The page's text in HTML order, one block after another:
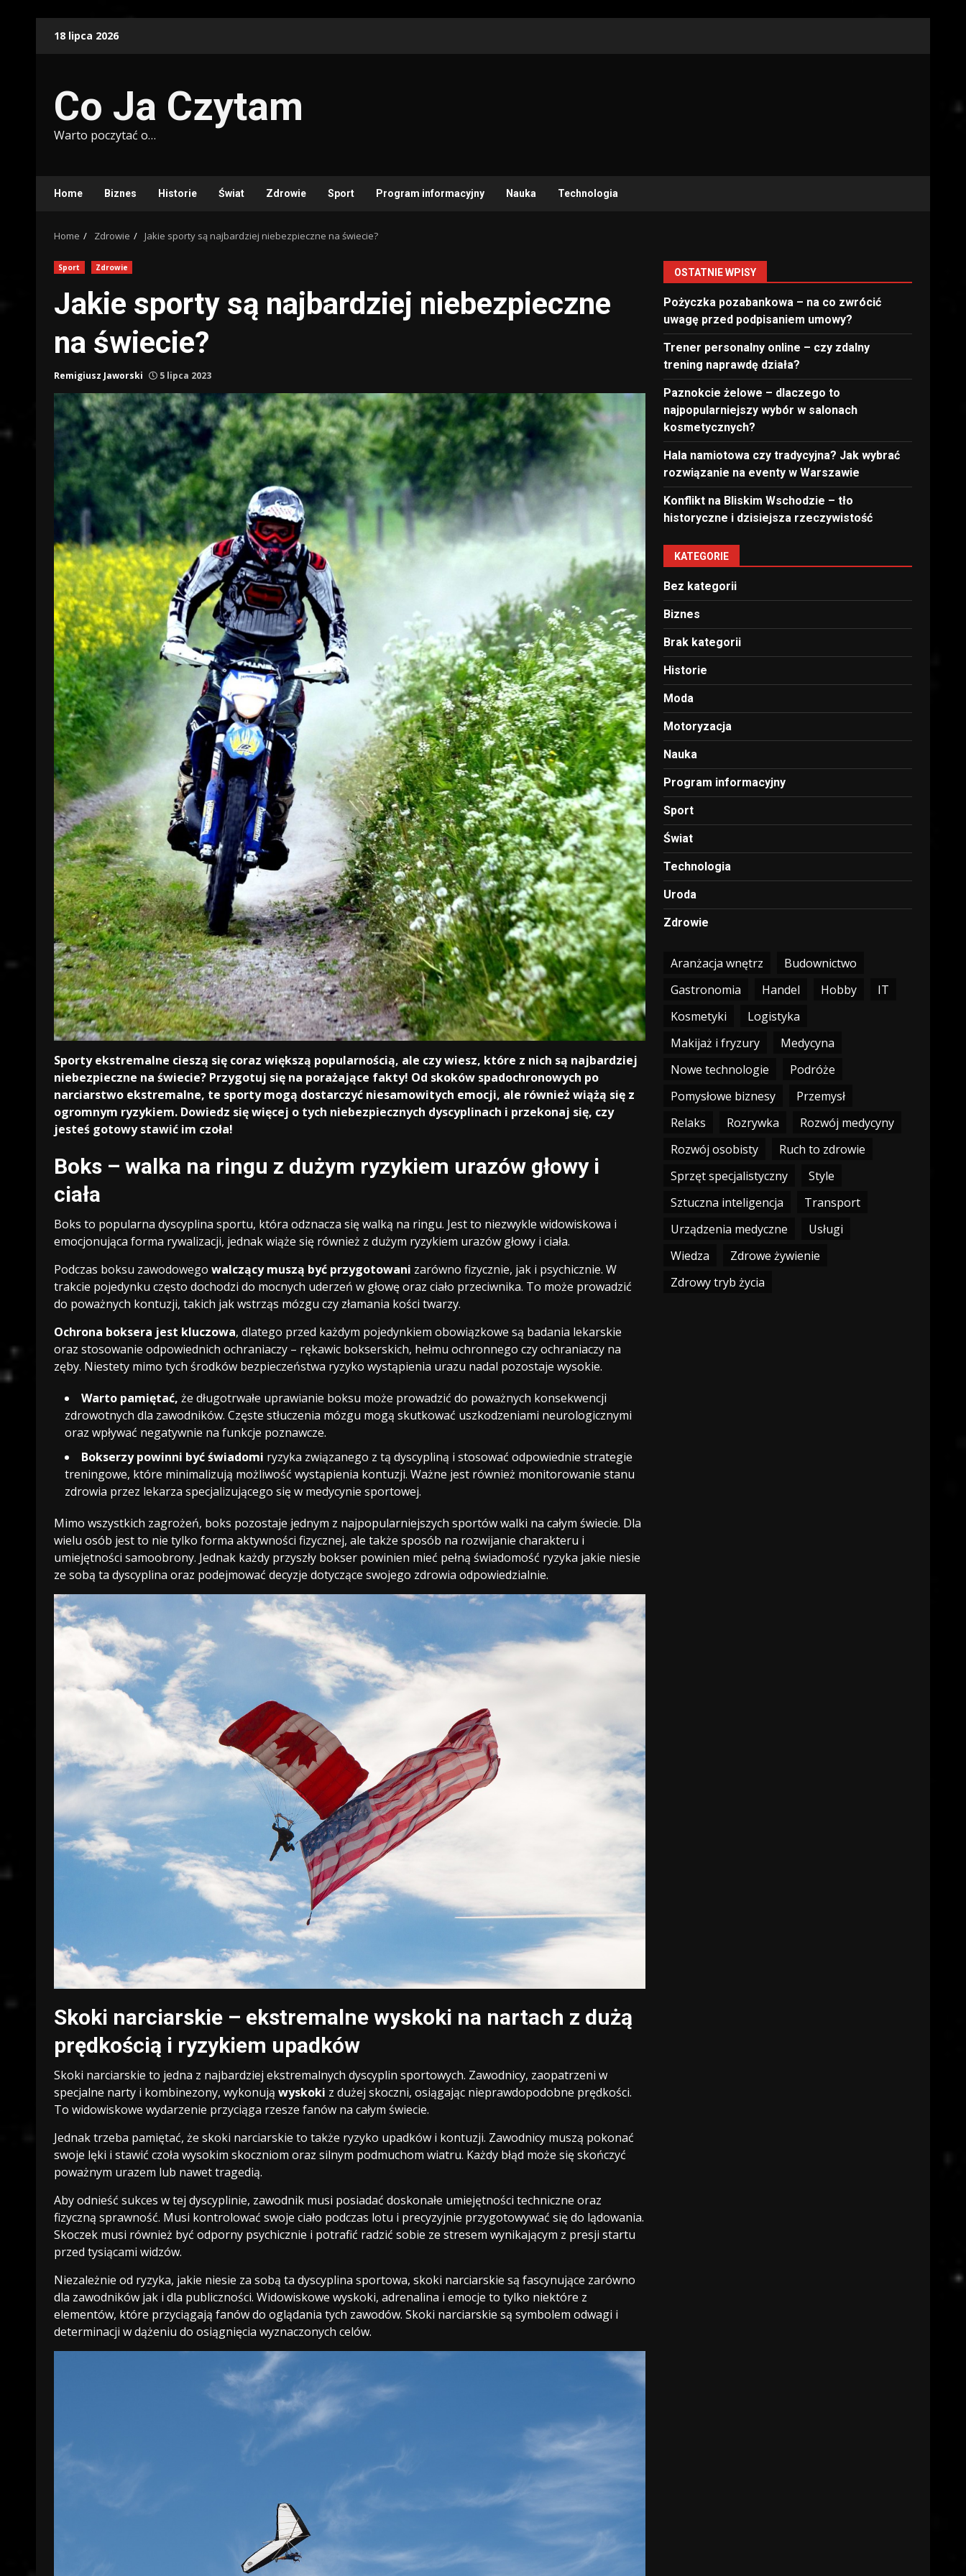
18 lipca 2026
Co Ja Czytam
Warto poczytać o…
Home Biznes Historie Świat Zdrowie Sport Program informacyjny Nauka Technologia
Home Zdrowie Jakie sporty są najbardziej niebezpieczne na świecie?
Sport Zdrowie
Jakie sporty są najbardziej niebezpieczne
na świecie?
Remigiusz Jaworski 5 lipca 2023
Sporty ekstremalne cieszą się coraz większą popularnością, ale czy wiesz, które z nich są najbardziej
niebezpieczne na świecie? Przygotuj się na porażające fakty! Od skoków spadochronowych po
narciarstwo ekstremalne, te sporty mogą dostarczyć niesamowitych emocji, ale również wiążą się z
ogromnym ryzykiem. Dowiedz się więcej o tych niebezpiecznych dyscyplinach i przekonaj się, czy
jesteś gotowy stawić im czoła!
Boks – walka na ringu z dużym ryzykiem urazów głowy i
ciała
Boks to popularna dyscyplina sportu, która odznacza się walką na ringu. Jest to niezwykle widowiskowa i
emocjonująca forma rywalizacji, jednak wiąże się również z dużym ryzykiem urazów głowy i ciała.
Podczas boksu zawodowego walczący muszą być przygotowani zarówno fizycznie, jak i psychicznie. W
trakcie pojedynku często dochodzi do mocnych uderzeń w głowę oraz ciało przeciwnika. To może prowadzić
do poważnych kontuzji, takich jak wstrząs mózgu czy złamania kości twarzy.
Ochrona boksera jest kluczowa, dlatego przed każdym pojedynkiem obowiązkowe są badania lekarskie
oraz stosowanie odpowiednich ochraniaczy – rękawic bokserskich, hełmu ochronnego czy ochraniaczy na
zęby. Niestety mimo tych środków bezpieczeństwa ryzyko wystąpienia urazu nadal pozostaje wysokie.
Warto pamiętać, że długotrwałe uprawianie boksu może prowadzić do poważnych konsekwencji
zdrowotnych dla zawodników. Częste stłuczenia mózgu mogą skutkować uszkodzeniami neurologicznymi
oraz wpływać negatywnie na funkcje poznawcze.
Bokserzy powinni być świadomi ryzyka związanego z tą dyscypliną i stosować odpowiednie strategie
treningowe, które minimalizują możliwość wystąpienia kontuzji. Ważne jest również monitorowanie stanu
zdrowia przez lekarza specjalizującego się w medycynie sportowej.
Mimo wszystkich zagrożeń, boks pozostaje jednym z najpopularniejszych sportów walki na całym świecie. Dla
wielu osób jest to nie tylko forma aktywności fizycznej, ale także sposób na rozwijanie charakteru i
umiejętności samoobrony. Jednak każdy przyszły bokser powinien mieć pełną świadomość ryzyka jakie niesie
ze sobą ta dyscyplina oraz podejmować decyzje dotyczące swojego zdrowia odpowiedzialnie.
Skoki narciarskie – ekstremalne wyskoki na nartach z dużą
prędkością i ryzykiem upadków
Skoki narciarskie to jedna z najbardziej ekstremalnych dyscyplin sportowych. Zawodnicy, zaopatrzeni w
specjalne narty i kombinezony, wykonują wyskoki z dużej skoczni, osiągając nieprawdopodobne prędkości.
To widowiskowe wydarzenie przyciąga rzesze fanów na całym świecie.
Jednak trzeba pamiętać, że skoki narciarskie to także ryzyko upadków i kontuzji. Zawodnicy muszą pokonać
swoje lęki i stawić czoła wysokim skoczniom oraz silnym podmuchom wiatru. Każdy błąd może się skończyć
poważnym urazem lub nawet tragedią.
Aby odnieść sukces w tej dyscyplinie, zawodnik musi posiadać doskonałe umiejętności techniczne oraz
fizyczną sprawność. Musi kontrolować swoje ciało podczas lotu i precyzyjnie przygotowywać się do lądowania.
Skoczek musi również być odporny psychicznie i potrafić radzić sobie ze stresem wynikającym z presji startu
przed tysiącami widzów.
Niezależnie od ryzyka, jakie niesie za sobą ta dyscyplina sportowa, skoki narciarskie są fascynujące zarówno
dla zawodników jak i dla publiczności. Widowiskowe wyskoki, adrenalina i emocje to tylko niektóre z
elementów, które przyciągają fanów do oglądania tych zawodów. Skoki narciarskie są symbolem odwagi i
determinacji w dążeniu do osiągnięcia wyznaczonych celów.
OSTATNIE WPISY
Pożyczka pozabankowa – na co zwrócić
uwagę przed podpisaniem umowy?
Trener personalny online – czy zdalny
trening naprawdę działa?
Paznokcie żelowe – dlaczego to
najpopularniejszy wybór w salonach
kosmetycznych?
Hala namiotowa czy tradycyjna? Jak wybrać
rozwiązanie na eventy w Warszawie
Konflikt na Bliskim Wschodzie – tło
historyczne i dzisiejsza rzeczywistość
KATEGORIE
Bez kategorii
Biznes
Brak kategorii
Historie
Moda
Motoryzacja
Nauka
Program informacyjny
Sport
Świat
Technologia
Uroda
Zdrowie
Aranżacja wnętrz
Budownictwo
Gastronomia
Handel Hobby
IT
Kosmetyki
Logistyka
Makijaż i fryzury
Medycyna
Nowe technologie
Podróże
Pomysłowe biznesy
Przemysł
Relaks
Rozrywka
Rozwój medycyny
Rozwój osobisty
Ruch to zdrowie
Sprzęt specjalistyczny
Style
Sztuczna inteligencja
Transport
Urządzenia medyczne
Usługi
Wiedza
Zdrowe żywienie
Zdrowy tryb życia